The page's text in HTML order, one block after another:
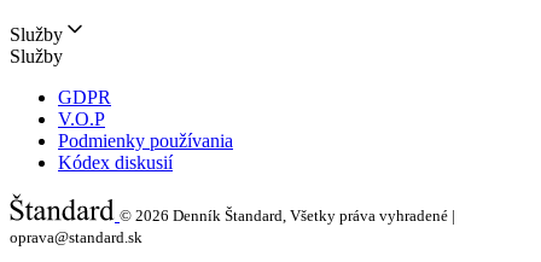
Služby
Služby
GDPR
V.O.P
Podmienky používania
Kódex diskusií
© 2026 Denník Štandard, Všetky práva vyhradené |
oprava@standard.sk